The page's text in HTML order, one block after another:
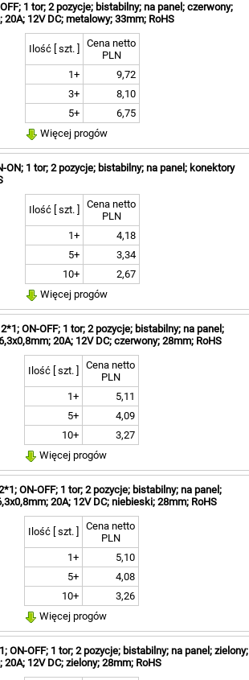
1 tor; 2 pozycje; bistabilny; na panel; czerwony;
12V DC; metalowy; 33mm; RoHS
Ilość [ szt. ]
Cena netto
PLN
1+
9,72
3+
8,10
5+
6,75
Więcej progów
ON; 1 tor; 2 pozycje; bistabilny; na panel; konektory
Ilość [ szt. ]
Cena netto
PLN
1+
4,18
5+
3,34
10+
2,67
Więcej progów
ON-OFF; 1 tor; 2 pozycje; bistabilny; na panel;
20A; 12V DC; czerwony; 28mm; RoHS
Ilość [ szt. ]
Cena netto
PLN
1+
5,11
5+
4,09
10+
3,27
Więcej progów
ON-OFF; 1 tor; 2 pozycje; bistabilny; na panel;
20A; 12V DC; niebieski; 28mm; RoHS
Ilość [ szt. ]
Cena netto
PLN
1+
5,10
5+
4,08
10+
3,26
Więcej progów
ON-OFF; 1 tor; 2 pozycje; bistabilny; na panel; zielony;
12V DC; zielony; 28mm; RoHS